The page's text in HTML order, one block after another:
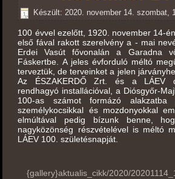
Készült: 2020. november 14. szombat,
100 évvel ezelőtt, 1920. november 14-
első fával rakott szerelvény a - mai
Erdei Vasút fővonalán a Garadna
Fáskertbe. A jeles évforduló méltó
terveztük, de terveinket a jelen
Az ÉSZAKERDŐ Zrt. és a LÁEV
rendhagyó installációval, a Diósgyőr-
100-as számot formázó alakzatba
személykocsikkal és mozdonyokkal
elmúltával pedig bízunk benne,
nagyközönség részvételével is méltó
LÁEV 100. születésnapját.
{gallery}aktualis_cikk/2020/